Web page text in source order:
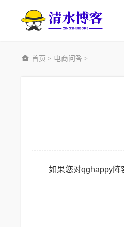
首页 > 电商问答 >
如果您对qghappy阵